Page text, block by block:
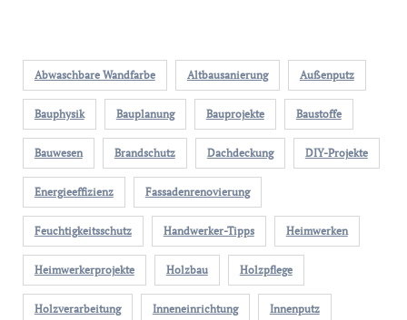
Abwaschbare Wandfarbe Altbausanierung Außenputz
Bauphysik Bauplanung Bauprojekte Baustoffe
Bauwesen Brandschutz Dachdeckung DIY-Projekte
Energieeffizienz Fassadenrenovierung
Feuchtigkeitsschutz Handwerker-Tipps Heimwerken
Heimwerkerprojekte Holzbau Holzpflege
Holzverarbeitung Inneneinrichtung Innenputz